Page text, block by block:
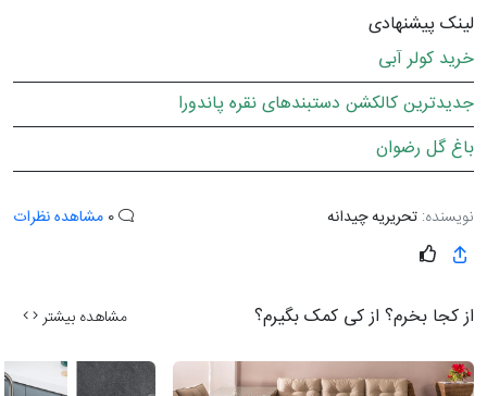
لینک پیشنهادی
خرید کولر آبی
جدیدترین کالکشن دستبندهای نقره پاندورا
باغ گل رضوان
نویسنده: تحریریه چیدانه مشاهده نظرات
از کجا بخرم؟ از کی کمک بگیرم؟ مشاهده بیشتر